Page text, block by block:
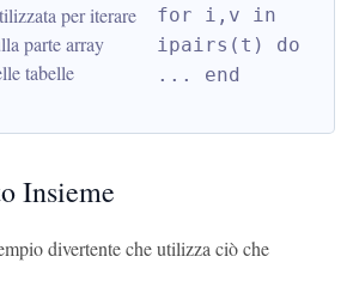
per iterare
parte array
tabelle
for i,v in
ipairs(t) do
... end
Insieme
divertente che utilizza ciò che